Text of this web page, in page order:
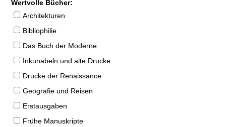
Wertvolle Bücher:
Architekturen
Bibliophilie
Das Buch der Moderne
Inkunabeln und alte Drucke
Drucke der Renaissance
Geografie und Reisen
Erstausgaben
Frühe Manuskripte